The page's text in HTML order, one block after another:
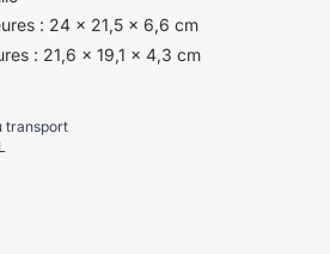
: 24 x 21,5 x 6,6 cm
: 21,6 x 19,1 x 4,3 cm
transport